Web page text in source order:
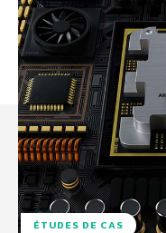
ÉTUDES DE CAS